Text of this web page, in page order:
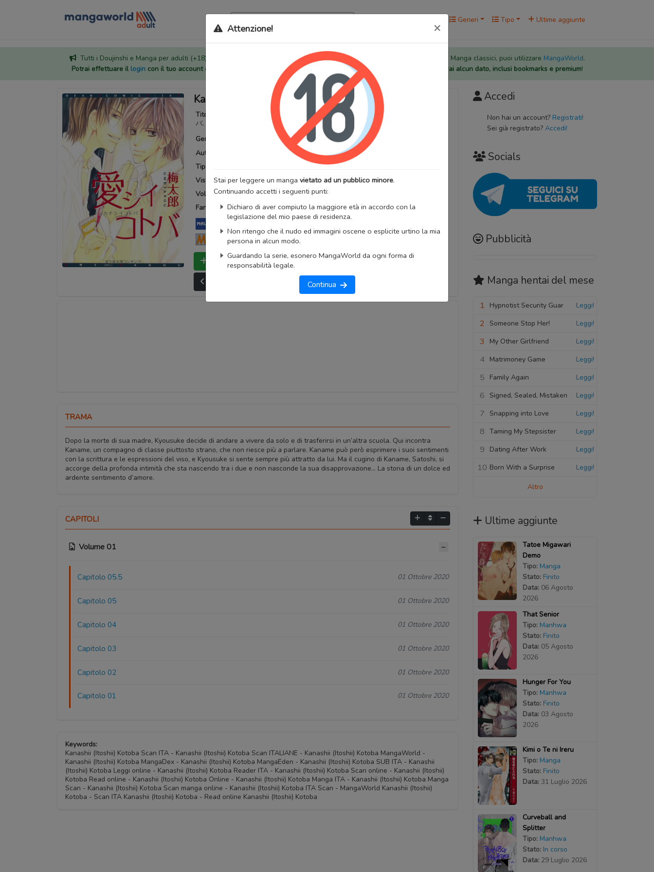
Generi Tipo Ultime aggiunte
Tutti i Doujinshi e Manga per adulti (+18) sono stati trasferiti sul nostro nuovo sito ( mangaworldadult.net ); invece, per i Manga classici, puoi utilizzare MangaWorld.
Potrai effettuare il logincon il tuo account di MangaWorld tutti i dati sono condivisitra i due siti, quindi non perderai alcun dato, inclusi bookmarks e premium!
Attenzione! ×
Stai per leggere un manga vietato ad un pubblico minore.
Continuando accetti i seguenti punti:
Dichiaro di aver compiuto la maggiore età in accordo con la
legislazione del mio paese di residenza.
Non ritengo che il nudo ed immagini oscene o esplicite urtino la mia
persona in alcun modo.
Guardando la serie, esonero MangaWorld da ogni forma di
responsabilità legale.
Continua
Kanashii (Itoshii) Kotoba
Titoli alternativi:
Itoshii Kotoba, Kanashii Kotoba, Sad (Lovely) Words, 愛シイコト
バ, 無聲的愛情話語
Generi:
Romantico Scolastico Yaoi
Autore: Artista:
Umetarou
Tipo:
Stato:
Visualizzazioni:43293 Anno di uscita:2007
Volumi totali:1
Fansub:Storm in Heaven
MangaUpdates
Bookmark Lista capitoli
Segnala problema
Primo capitolo
TRAMA
Dopo la morte di sua madre, Kyousuke decide di andare a vivere da solo e di trasferirsi in un’altra scuola. Qui incontra
Kaname, un compagno di classe piuttosto strano, che non riesce più a parlare. Kaname può però esprimere i suoi sentimenti
con la scrittura e le espressioni del viso, e Kyousuke si sente sempre più attratto da lui. Ma il cugino di Kaname, Satoshi, si
accorge della profonda intimità che sta nascendo tra i due e non nasconde la sua disapprovazione… La storia di un dolce ed
ardente sentimento d’amore.
CAPITOLI
Volume 01
Capitolo 05.5 01 Ottobre 2020
Capitolo 05 01 Ottobre 2020
Capitolo 04 01 Ottobre 2020
Capitolo 03 01 Ottobre 2020
Capitolo 02 01 Ottobre 2020
Capitolo 01 01 Ottobre 2020
Keywords:
Kanashii (Itoshii) Kotoba Scan ITA - Kanashii (Itoshii) Kotoba Scan ITALIANE - Kanashii (Itoshii) Kotoba MangaWorld -
Kanashii (Itoshii) Kotoba MangaDex - Kanashii (Itoshii) Kotoba MangaEden - Kanashii (Itoshii) Kotoba SUB ITA - Kanashii
(Itoshii) Kotoba Leggi online - Kanashii (Itoshii) Kotoba Reader ITA - Kanashii (Itoshii) Kotoba Scan online - Kanashii (Itoshii)
Kotoba Read online - Kanashii (Itoshii) Kotoba Online - Kanashii (Itoshii) Kotoba Manga ITA - Kanashii (Itoshii) Kotoba Manga
Scan - Kanashii (Itoshii) Kotoba Scan manga online - Kanashii (Itoshii) Kotoba ITA Scan - MangaWorld Kanashii (Itoshii)
Kotoba - Scan ITA Kanashii (Itoshii) Kotoba - Read online Kanashii (Itoshii) Kotoba
Accedi
Non hai un account? Registrati!
Sei già registrato? Accedi!
Socials
Pubblicità
Manga hentai del mese
1 Hypnotist Security Guar Leggi!
2 Someone Stop Her! Leggi!
3 My Other Girlfriend Leggi!
4 Matrimoney Game Leggi!
5 Family Again Leggi!
6 Signed, Sealed, Mistaken Leggi!
7 Snapping into Love Leggi!
8 Taming My Stepsister Leggi!
9 Dating After Work Leggi!
10 Born With a Surprise Leggi!
Altro
Ultime aggiunte
Tatoe Migawari
Demo
Tipo: Manga
Stato: Finito
Data: 06 Agosto
2026
That Senior
Tipo: Manhwa
Stato: Finito
Data: 05 Agosto
2026
Hunger For You
Tipo: Manhwa
Stato: Finito
Data: 03 Agosto
2026
Kimi o Te ni Ireru
Tipo: Manga
Stato: Finito
Data: 31 Luglio 2026
Curveball and
Splitter
Tipo: Manhwa
Stato: In corso
Data: 29 Luglio 2026